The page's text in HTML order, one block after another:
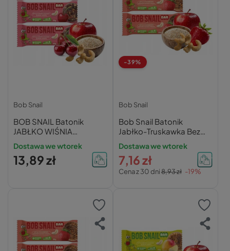
Bob Snail
BOB SNAIL Batonik
JABŁKO WIŚNIA
NERKOWCE QUINOA
Bez Dodatku Cukru 35g
x3
Dostawa we wtorek
13,89 zł
-39%
Bob Snail
Bob Snail Batonik
Jabłko-Truskawka Bez
Cukru
Dostawa we wtorek
Cena z 30 dni8,93 zł -19%
7,16 zł